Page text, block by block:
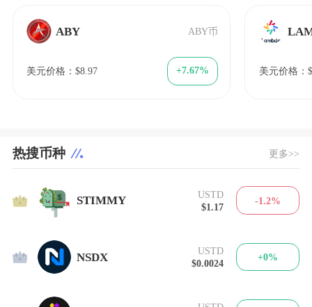
ABY ABY币
美元价格：$8.97 +7.67% 美元价格：
热搜币种 更多>>
1 STIMMY
USTD
$1.17
-1.2%
2 NSDX
USTD
$0.0024
+0%